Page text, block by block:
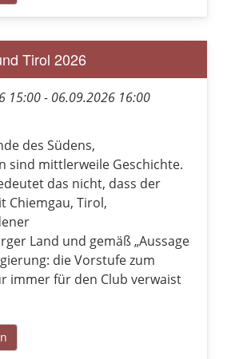
Tirol 2026
15:00- 06.09.2026 16:00
des Südens,
sind mittlerweile Geschichte.
das nicht, dass der
Chiemgau, Tirol,
Land und gemäß „Aussage
die Vorstufe zum
immer für den Club verwaist